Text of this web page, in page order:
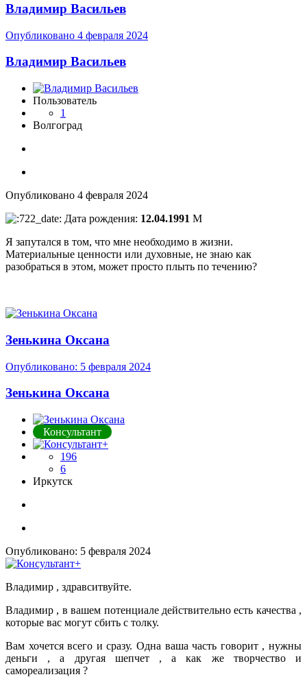
Владимир Васильев
Опубликовано 4 февраля 2024
Владимир Васильев
Пользователь
1
Волгоград
Опубликовано 4 февраля 2024
Дата рождения: 12.04.1991 М
Я запутался в том, что мне необходимо в жизни.
Материальные ценности или духовные, не знаю как
разобраться в этом, может просто плыть по течению?
Зенькина Оксана
Опубликовано: 5 февраля 2024
Зенькина Оксана
Консультант
196
6
Иркутск
Опубликовано: 5 февраля 2024
Владимир , здравситвуйте.
Владимир , в вашем потенциале действительно есть качества ,
которые вас могут сбить с толку.
Вам хочется всего и сразу. Одна ваша часть говорит , нужны
деньги , а другая шепчет , а как же творчество и
самореализация ?